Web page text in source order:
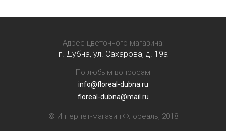
Адрес цветочного магазина:
г. Дубна, ул. Сахарова, д. 19a
По любым вопросам
info@floreal-dubna.ru
floreal-dubna@mail.ru
© Интернет-магазин Флореаль, 2018